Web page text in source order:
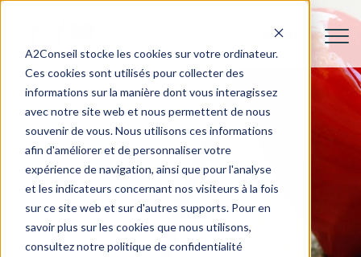
A2Conseil stocke les cookies sur votre ordinateur.
Ces cookies sont utilisés pour collecter des
informations sur la manière dont vous interagissez
avec notre site web et nous permettent de nous
souvenir de vous. Nous utilisons ces informations
afin d'améliorer et de personnaliser votre
expérience de navigation, ainsi que pour l'analyse
et les indicateurs concernant nos visiteurs à la fois
sur ce site web et sur d'autres supports. Pour en
savoir plus sur les cookies que nous utilisons,
consultez notre politique de confidentialité